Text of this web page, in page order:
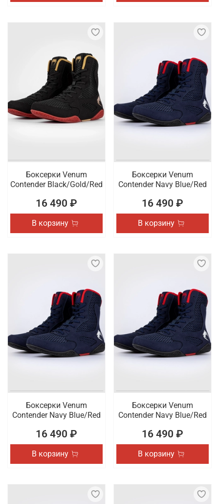
Боксерки Venum
Contender Black/Gold/Red
16 490 ₽
В корзину
Боксерки Venum
Contender Navy Blue/Red
16 490 ₽
В корзину
Боксерки Venum
Contender Navy Blue/Red
16 490 ₽
В корзину
Боксерки Venum
Contender Navy Blue/Red
16 490 ₽
В корзину